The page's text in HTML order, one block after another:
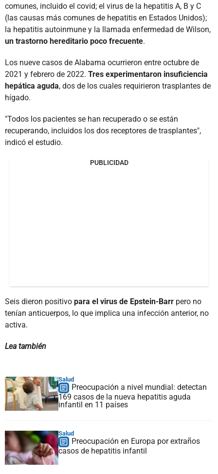
comunes, incluido el covid; el virus de la hepatitis A, B y C
(las causas más comunes de hepatitis en Estados Unidos);
la hepatitis autoinmune y la llamada enfermedad de Wilson,
un trastorno hereditario poco frecuente.
Los nueve casos de Alabama ocurrieron entre octubre de
2021 y febrero de 2022. Tres experimentaron insuficiencia
hepática aguda, dos de los cuales requirieron trasplantes de
hígado.
"Todos los pacientes se han recuperado o se están
recuperando, incluidos los dos receptores de trasplantes",
indicó el estudio.
PUBLICIDAD
Seis dieron positivo para el virus de Epstein-Barr pero no
tenían anticuerpos, lo que implica una infección anterior, no
activa.
Lea también
Salud
Preocupación a nivel mundial: detectan
169 casos de la nueva hepatitis aguda
infantil en 11 países
Salud
Preocupación en Europa por extraños
casos de hepatitis infantil